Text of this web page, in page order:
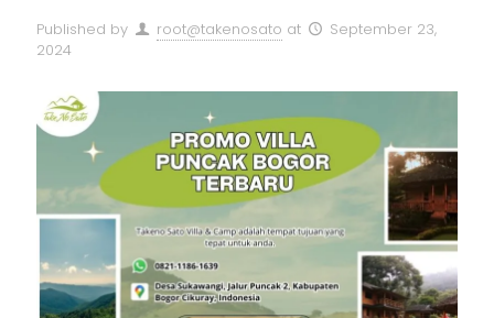
Published by root@takenosato at
September 23,
2024